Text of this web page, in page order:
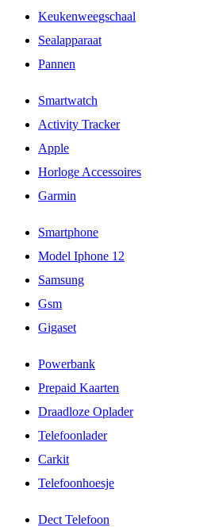
Keukenweegschaal
Sealapparaat
Pannen
Smartwatch
Activity Tracker
Apple
Horloge Accessoires
Garmin
Smartphone
Model Iphone 12
Samsung
Gsm
Gigaset
Powerbank
Prepaid Kaarten
Draadloze Oplader
Telefoonlader
Carkit
Telefoonhoesje
Dect Telefoon